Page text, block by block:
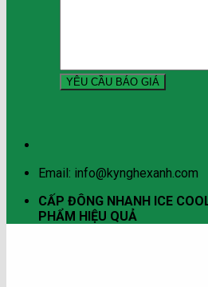
Email: info@kynghexanh.com
CẤP ĐÔNG NHANH ICE
PHẨM HIỆU QUẢ